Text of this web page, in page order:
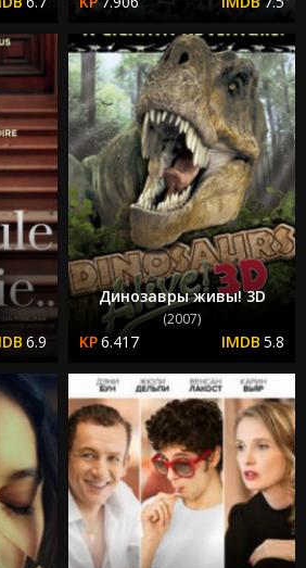
6.9
Динозавры живы! 3D
(2007)
6.417 5.8